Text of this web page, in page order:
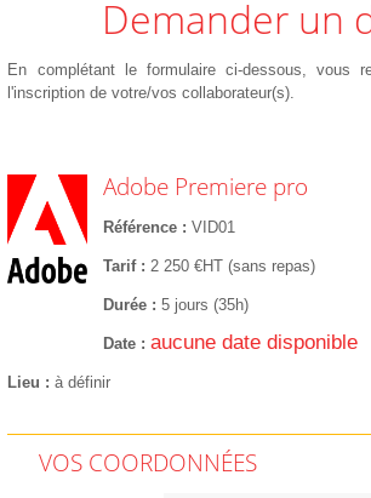
Demander un
En complétant le formulaire ci-dessous, vous
l'inscription de votre/vos collaborateur(s).
Adobe Premiere pro
Référence VID01
Tarif 2 250 €HT (sans repas)
Durée 5 jours (35h)
Date aucune date disponible
Lieu à définir
VOS COORDONNÉES